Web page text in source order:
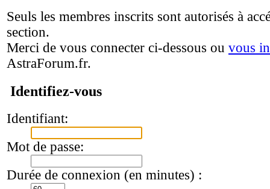
Seuls les membres inscrits sont autorisés à
section.
Merci de vous connecter ci-dessous ou vous
AstraForum.fr.
Identifiez-vous
Identifiant:
Mot de passe:
Durée de connexion (en minutes) :